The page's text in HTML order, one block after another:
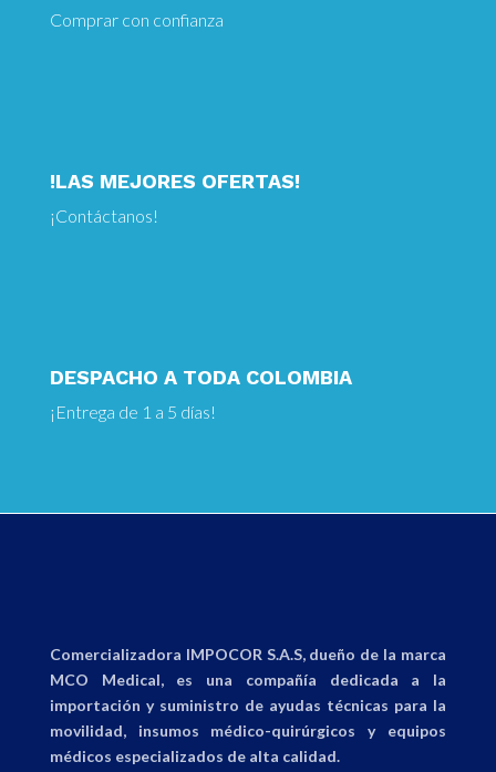
Comprar con confianza
!LAS MEJORES OFERTAS!
¡Contáctanos!
DESPACHO A TODA COLOMBIA
¡Entrega de 1 a 5 días!
Comercializadora IMPOCOR S.A.S, dueño de la marca
MCO Medical, es una compañía dedicada a la
importación y suministro de ayudas técnicas para la
movilidad, insumos médico-quirúrgicos y equipos
médicos especializados de alta calidad.